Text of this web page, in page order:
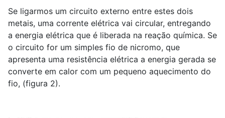
Se ligarmos um circuito externo entre estes dois
metais, uma corrente elétrica vai circular, entregando
a energia elétrica que é liberada na reação química. Se
o circuito for um simples fio de nicromo, que
apresenta uma resistência elétrica a energia gerada se
converte em calor com um pequeno aquecimento do
fio, (figura 2).